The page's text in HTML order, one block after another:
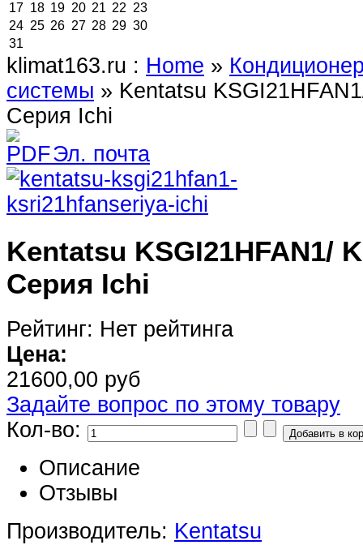
17 18 19 20 21 22 23
24 25 26 27 28 29 30
31
klimat163.ru : Home »
системы » Kentatsu
Серия Ichi
Эл. почта
Kentatsu KSGI21HFAN1/
Серия Ichi
Рейтинг: Нет рейтинга
Цена:
21600,00 руб
Задайте вопрос по этому товару
Кол-во:
Описание
Отзывы
Производитель: Kentatsu